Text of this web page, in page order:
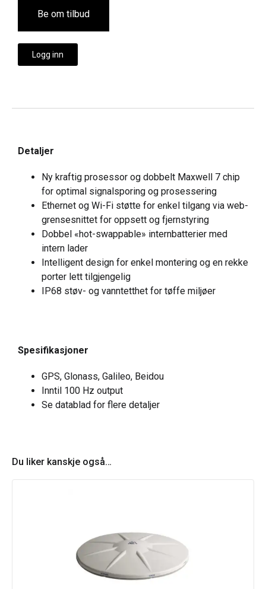
Be om tilbud
Logg inn
Detaljer
Ny kraftig prosessor og dobbelt Maxwell 7 chip
for optimal signalsporing og prosessering
Ethernet og Wi-Fi støtte for enkel tilgang via web-
grensesnittet for oppsett og fjernstyring
Dobbel «hot-swappable» internbatterier med
intern lader
Intelligent design for enkel montering og en rekke
porter lett tilgjengelig
IP68 støv- og vanntetthet for tøffe miljøer
Spesifikasjoner
GPS, Glonass, Galileo, Beidou
Inntil 100 Hz output
Se datablad for flere detaljer
Du liker kanskje også…